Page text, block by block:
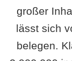
großer
lässt sich
belegen.